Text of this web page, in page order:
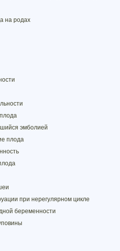
на родах
эмболией
плода
при нерегулярном цикле
беременности